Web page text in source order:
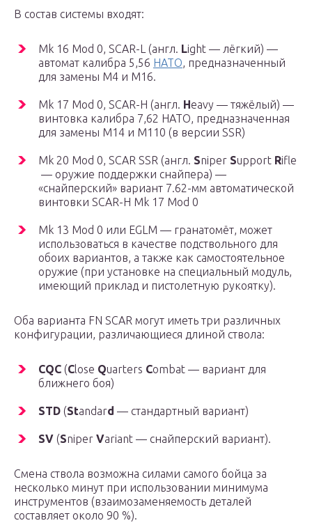
В состав системы входят:
Mk 16 Mod 0, SCAR-L (англ. Light — лёгкий) —
автомат калибра 5,56 НАТО, предназначенный
для замены М4 и M16.
Mk 17 Mod 0, SCAR-H (англ. Heavy — тяжёлый) —
винтовка калибра 7,62 НАТО, предназначенная
для замены M14 и M110 (в версии SSR)
Mk 20 Mod 0, SCAR SSR (англ. Sniper Support Rifle
— оружие поддержки снайпера) —
«снайперский» вариант 7.62-мм автоматической
винтовки SCAR-H Mk 17 Mod 0
Mk 13 Mod 0 или EGLM — гранатомёт, может
использоваться в качестве подствольного для
обоих вариантов, а также как самостоятельное
оружие (при установке на специальный модуль,
имеющий приклад и пистолетную рукоятку).
Оба варианта FN SCAR могут иметь три различных
конфигурации, различающиеся длиной ствола:
CQC (Close Quarters Combat — вариант для
ближнего боя)
STD (Standard — стандартный вариант)
SV (Sniper Variant — снайперский вариант).
Смена ствола возможна силами самого бойца за
несколько минут при использовании минимума
инструментов (взаимозаменяемость деталей
составляет около 90 %).